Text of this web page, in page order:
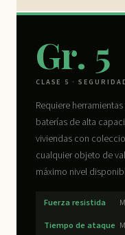
Gr. 5
CLASE 5 ·
Requiere
baterías de alta
viviendas con
cualquier objeto de
máximo nivel
Fuerza resistida
Tiempo de ataque